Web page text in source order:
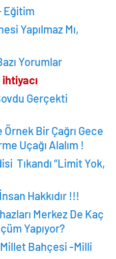
Eğitim
Yapılmaz Mı,
Yorumlar
ihtiyacı
Gerçekti
Bir Çağrı Gece
Uçağı Alalım !
Tıkandı “Limit Yok,
Hakkıdır !!!
Merkez De Kaç
Yapıyor?
Bahçesi -Milli